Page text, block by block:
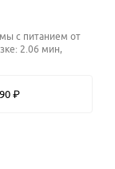
с питанием от
2.06 мин,
₽